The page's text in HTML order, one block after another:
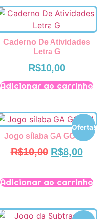
Caderno De Atividades
Letra G
R$10,00
Adicionar ao carrinho
Oferta!
Jogo sílaba GA GO GU
R$10,00 R$8,00
Adicionar ao carrinho